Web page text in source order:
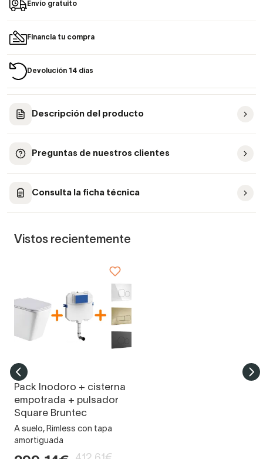
Envío gratuito
Financia tu compra
Devolución 14 días
Descripción del producto
Preguntas de nuestros clientes
Consulta la ficha técnica
Vistos recientemente
Pack Inodoro + cisterna
empotrada + pulsador
Square Bruntec
A suelo, Rimless con tapa
amortiguada